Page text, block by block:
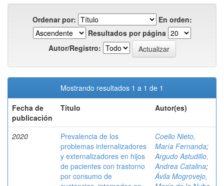
Ordenar por:
En orden:
Resultados por página
Autor/Registro:
Mostrando resultados 1 a 1 de 1
Fecha de
publicación
Título Autor(es)
2020
Prevalencia de los
problemas internalizadores
y externalizadores en hijos
de pacientes con trastorno
por consumo de
Coello Nieto,
María Fernanda;
Argudo Astudillo,
Andrea Catalina;
Ávila Mogrovejo,